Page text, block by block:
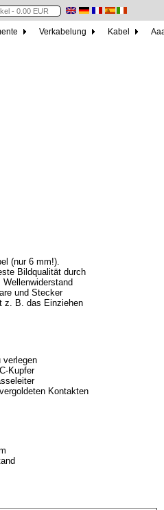
Verkabelung Kabel
(nur 6 mm!).
Bildqualität durch
und Stecker
z. B. das Einziehen
verlegen
Kupfer
Kontakten